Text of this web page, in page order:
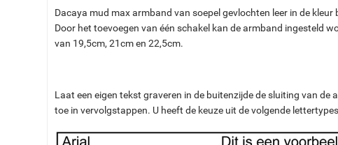
Dacaya mud max armband van soepel gevlochten leer in de
Door het toevoegen van één schakel kan de armband ingesteld
van 19,5cm, 21cm en 22,5cm.
Laat een eigen tekst graveren in de buitenzijde de sluiting van
toe in vervolgstappen. U heeft de keuze uit de volgende